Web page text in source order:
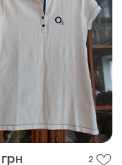
2